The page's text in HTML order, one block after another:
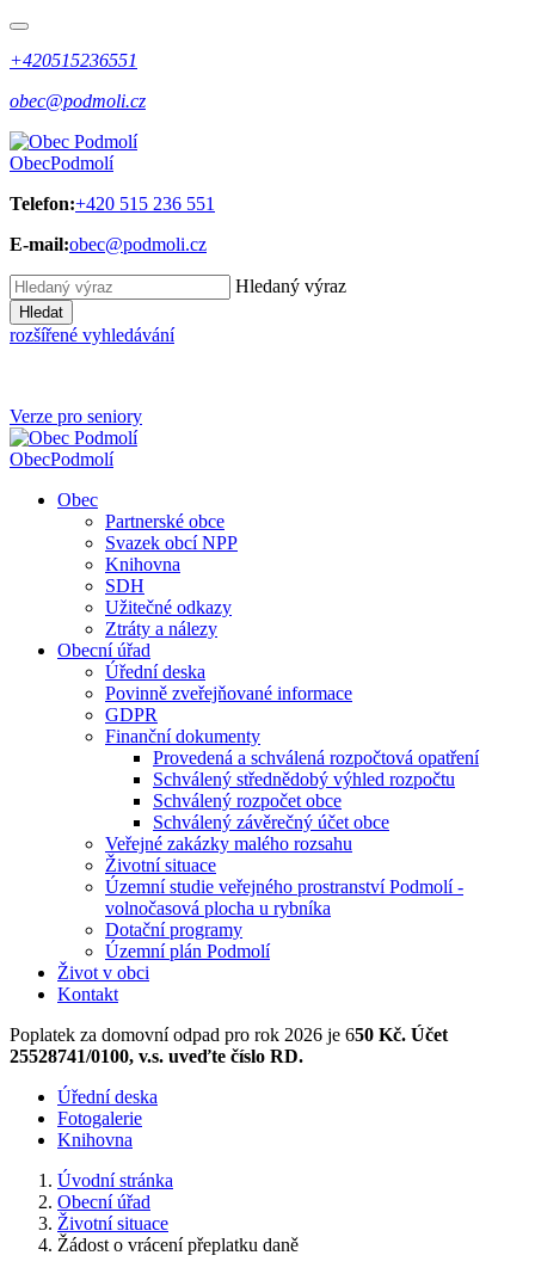
+420515236551
obec@podmoli.cz
ObecPodmolí
Telefon:+420 515 236 551
E-mail:obec@podmoli.cz
Hledaný výraz
Hledat
rozšířené vyhledávání
Verze pro seniory
ObecPodmolí
Obec
Partnerské obce
Svazek obcí NPP
Knihovna
SDH
Užitečné odkazy
Ztráty a nálezy
Obecní úřad
Úřední deska
Povinně zveřejňované informace
GDPR
Finanční dokumenty
Provedená a schválená rozpočtová opatření
Schválený střednědobý výhled rozpočtu
Schválený rozpočet obce
Schválený závěrečný účet obce
Veřejné zakázky malého rozsahu
Životní situace
Územní studie veřejného prostranství Podmolí -
volnočasová plocha u rybníka
Dotační programy
Územní plán Podmolí
Život v obci
Kontakt
Poplatek za domovní odpad pro rok 2026 je 650 Kč. Účet
25528741/0100, v.s. uveďte číslo RD.
Úřední deska
Fotogalerie
Knihovna
Úvodní stránka
Obecní úřad
Životní situace
Žádost o vrácení přeplatku daně